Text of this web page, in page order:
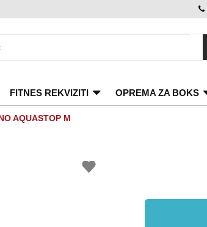
FITNES REKVIZITI OPREMA ZA BOKS
AQUASTOP M